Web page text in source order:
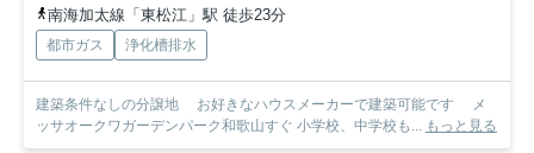
南海加太線「東松江」駅 徒歩23分
都市ガス 浄化槽排水
建築条件なしの分譲地 お好きなハウスメーカーで建築可能です メ
ッサオークワガーデンパーク和歌山すぐ 小学校、中学校も... もっと見る